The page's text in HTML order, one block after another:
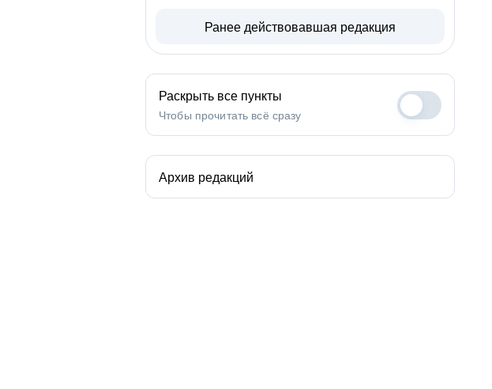
Ранее действовавшая редакция
Раскрыть все пункты
Чтобы прочитать всё сразу
Архив редакций